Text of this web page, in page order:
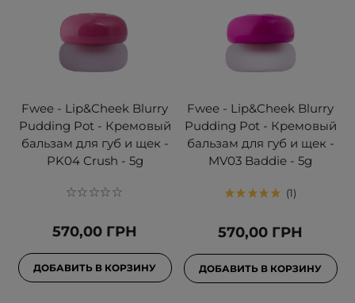
Fwee - Lip&Cheek Blurry
Pudding Pot - Кремовый
бальзам для губ и щек -
PK04 Crush - 5g
570,00 ГРН
ДОБАВИТЬ В КОРЗИНУ
Fwee - Lip&Cheek Blurry
Pudding Pot - Кремовый
бальзам для губ и щек -
MV03 Baddie - 5g
1
570,00 ГРН
ДОБАВИТЬ В КОРЗИНУ